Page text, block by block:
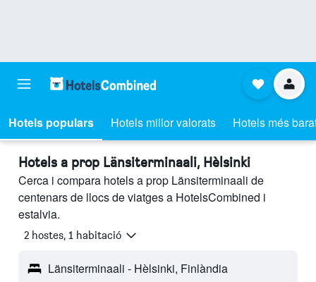
Hotels populars Hotels millor valorats Hotels més
Hotels a prop Länsiterminaali, Hèlsinki
Cerca i compara hotels a prop Länsiterminaali de
centenars de llocs de viatges a HotelsCombined i
estalvia.
2 hostes, 1 habitació
Länsiterminaali - Hèlsinki, Finlàndia